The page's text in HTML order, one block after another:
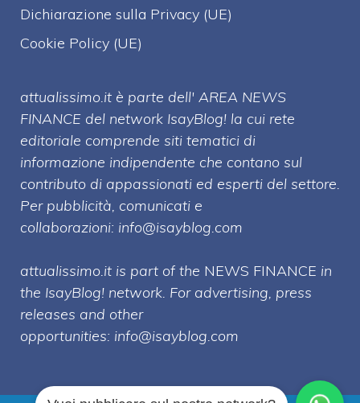
Dichiarazione sulla Privacy (UE)
Cookie Policy (UE)
attualissimo.it è parte dell' AREA NEWS
FINANCE del network IsayBlog! la cui rete
editoriale comprende siti tematici di
informazione indipendente che contano sul
contributo di appassionati ed esperti del settore.
Per pubblicità, comunicati e
collaborazioni: info@isayblog.com
attualissimo.it is part of the NEWS FINANCE in
the IsayBlog! network. For advertising, press
releases and other
opportunities: info@isayblog.com